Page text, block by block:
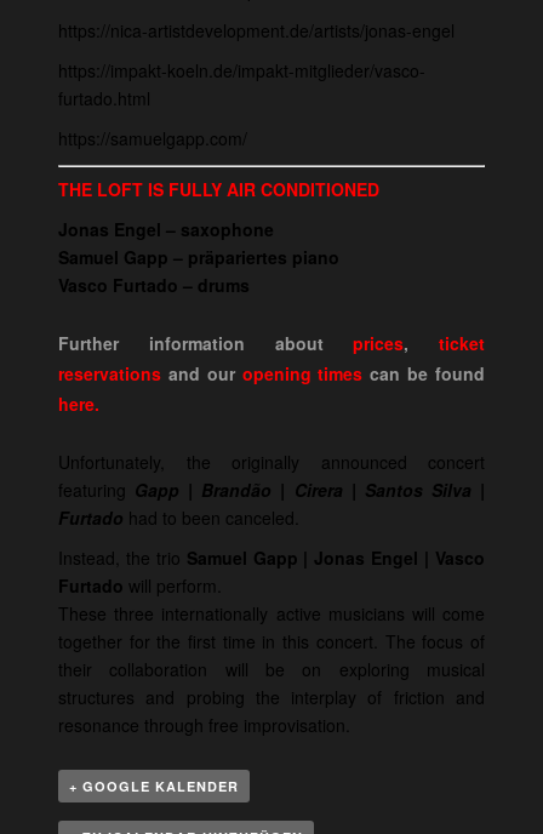
https://nica-artistdevelopment.de/artists/jonas-engel
https://impakt-koeln.de/impakt-mitglieder/vasco-
furtado.html
https://samuelgapp.com/
THE LOFT IS FULLY AIR CONDITIONED
Jonas Engel – saxophone
Samuel Gapp – präpariertes piano
Vasco Furtado – drums
Further information aboutprices, ticket
reservations and our opening times can befound
here.
Unfortunately, the originally announced concert
featuring Gapp | Brandão | Cirera | Santos Silva |
Furtado had to been canceled.
Instead, the trio Samuel Gapp | Jonas Engel | Vasco
Furtado will perform.
These three internationally active musicians will come
together for the first time in this concert. The focus of
their collaboration will be on exploring musical
structures and probing the interplay of friction and
resonance through free improvisation.
+ GOOGLE KALENDER